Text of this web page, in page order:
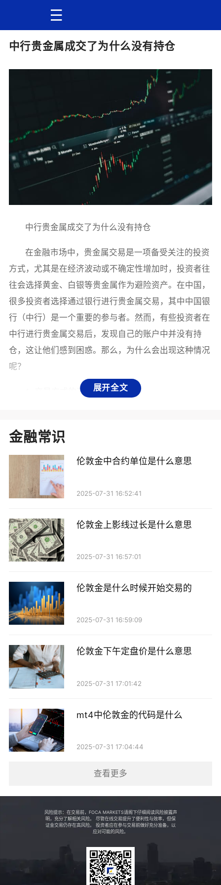
中行贵金属成交了为什么没有持仓
展开全文
中行贵金属成交了为什么没有持仓
在金融市场中，贵金属交易是一项备受关注的投资
方式，尤其是在经济波动或不确定性增加时，投资者往
往会选择黄金、白银等贵金属作为避险资产。在中国，
很多投资者选择通过银行进行贵金属交易，其中中国银
行（中行）是一个重要的参与者。然而，有些投资者在
中行进行贵金属交易后，发现自己的账户中并没有持
仓，这让他们感到困惑。那么，为什么会出现这种情况
呢？
1. 交易方式的不同
提供的贵金属交易主要包括现货交易和期货交易。在现
货交易中，投资者则是通过合约来进行交易。这两种交
易方式在持仓上有很大的不同。
出现持仓的状态，因为现货交易通常是即时交割的，投
资者在交易完成后，所购买的贵金属会直接被交付，账
户中就不会显示持仓。而若是期货交易，投资者所持有
2. 交易时间的因素
其次，还有一个影响持仓的因素就是交易时间。贵
间通常是在工作日的特定时段。如果投资者在市场关闭
时进行了交易，可能会导致其持仓没有及时反映在账户
中。此外，某些交易平台可能会在交易结束后的处理时
3. 订单类型的设置
另外，投资者在进行贵金属交易时，所选择的订单
类型也会影响持仓的出现。例如，如果投资者选择的是
在这种情况下，如果限价单尚未成交，投资者的账户中
4. 账户管理和信息更新
金融常识
伦敦金中合约单位是什么意思
2025-07-31 16:52:41
伦敦金上影线过长是什么意思
2025-07-31 16:57:01
伦敦金是什么时候开始交易的
2025-07-31 16:59:09
伦敦金下午定盘价是什么意思
2025-07-31 17:01:42
mt4中伦敦金的代码是什么
2025-07-31 17:04:44
查看更多
风险提示：在交易前，FOCA MARKETS请阁下仔细阅读风险披露声
明，充分了解相关风险。 尽管在线交易提升了便利性与效率，但保
证金交易仍存在高风险。 投资者应在参与交易前做好充分准备，以
应对可能的风险。